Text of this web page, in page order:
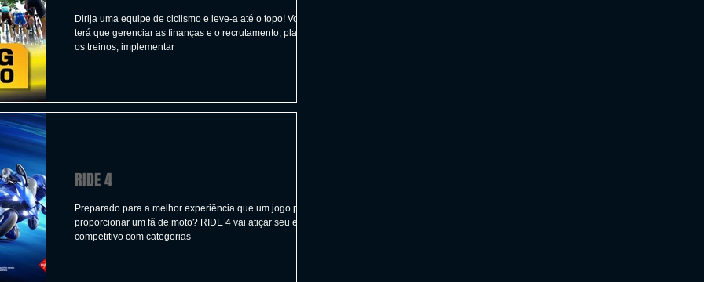
Dirija uma equipe de ciclismo e leve-a até o topo! Você
terá que gerenciar as finanças e o recrutamento, planejar
os treinos, implementar
RIDE 4
Preparado para a melhor experiência que um jogo pode
proporcionar um fã de moto? RIDE 4 vai atiçar seu espírito
competitivo com categorias